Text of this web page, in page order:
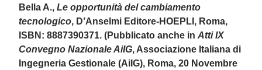
Bella A., Le opportunità del cambiamento
tecnologico, D’Anselmi Editore-HOEPLI, Roma,
ISBN: 8887390371. (Pubblicato anche in Atti IX
Convegno Nazionale AiIG, Associazione Italiana di
Ingegneria Gestionale (AiIG), Roma, 20 Novembre